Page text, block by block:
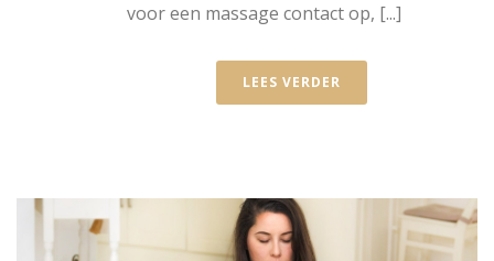
voor een massage contact op, [...]
LEES VERDER